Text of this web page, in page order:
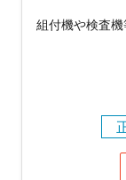
組付機や検査